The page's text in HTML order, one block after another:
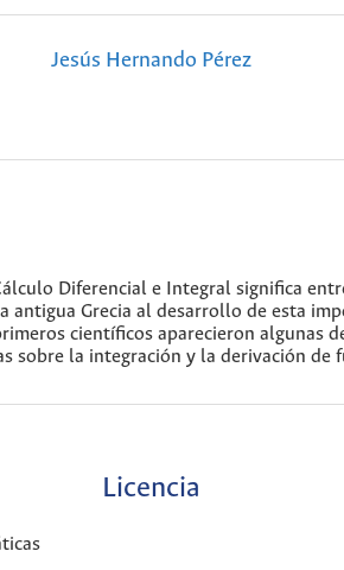
Jesús Hernando Pérez
Diferencial e Integral significa
antigua Grecia al desarrollo de esta
científicos aparecieron algunas
sobre la integración y la derivación de
Licencia